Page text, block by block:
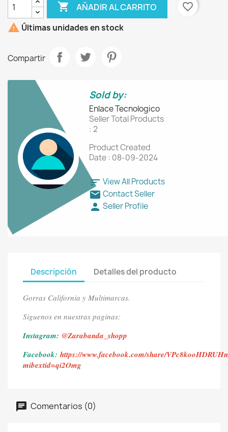
 AÑADIR AL CARRITO
favorite_border
 Últimas unidades en stock
Compartir
Sold by:
Enlace Tecnologico
Seller Total Products
: 2
Product Created
Date : 08-09-2024
sort View All Products
mail Contact Seller
person Seller Profile
Descripción Detalles del producto
Gorras California y Multimarcas.
Siguenos en nuestras paginas:
Instagram: @Zarabanda_shopp
Facebook: https://www.facebook.com/share/
mibextid=qi2Omg
Comentarios (0)